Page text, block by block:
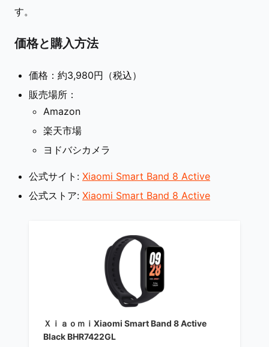
す。
価格と購入方法
価格：約3,980円（税込）
販売場所：
Amazon
楽天市場
ヨドバシカメラ
公式サイト: Xiaomi Smart Band 8 Active
公式ストア: Xiaomi Smart Band 8 Active
ＸｉａｏｍｉXiaomi Smart Band 8 Active
Black BHR7422GL